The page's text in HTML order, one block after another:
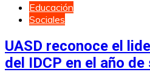
Educación
Sociales
UASD reconoce el
del IDCP en el año